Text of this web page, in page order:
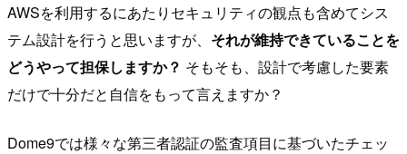
AWSを利用するにあたりセキュリティの観点も含めてシス
テム設計を行うと思いますが、 それが維持できていることを
どうやって担保しますか？ そもそも、設計で考慮した要素
だけで十分だと自信をもって言えますか？
Dome9では様々な第三者認証の監査項目に基づいたチェッ